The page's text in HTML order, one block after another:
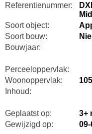
Referentienummer:
Soort object:
Soort bouw:
Bouwjaar:
Perceeloppervlak:
Woonoppervlak:
Inhoud:
Geplaatst op:
3+
Gewijzigd op: